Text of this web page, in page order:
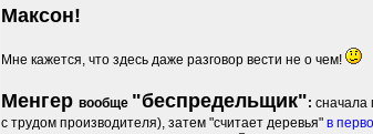
Максон!
Мне кажется, что здесь даже разговор вести не о чем!
Менгер вообще "беспредельщик": сначала
с трудом производителя), затем "считает деревья" в